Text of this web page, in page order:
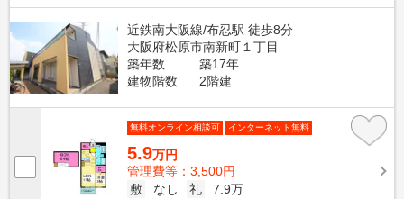
近鉄南大阪線/布忍駅 徒歩8分
大阪府松原市南新町１丁目
築年数
築17年
建物階数
2階建
無料オンライン相談可 インターネット無料
5.9万円
管理費等：3,500円
敷
なし 礼
7.9万